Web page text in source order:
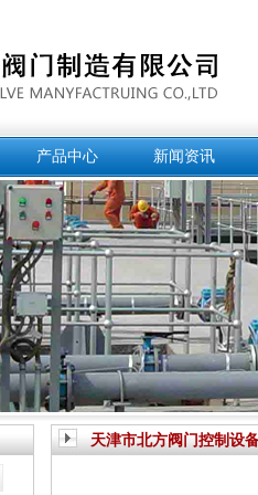
产品中心 新闻资讯
天津市北方阀门控制设